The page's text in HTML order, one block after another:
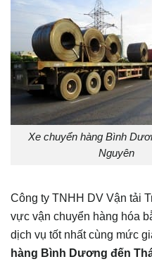
Xe chuyển hàng Bình
Nguyên
Công ty TNHH DV Vận tải
vực vận chuyển hàng hóa
dịch vụ tốt nhất cùng mức
hàng Bình Dương đến